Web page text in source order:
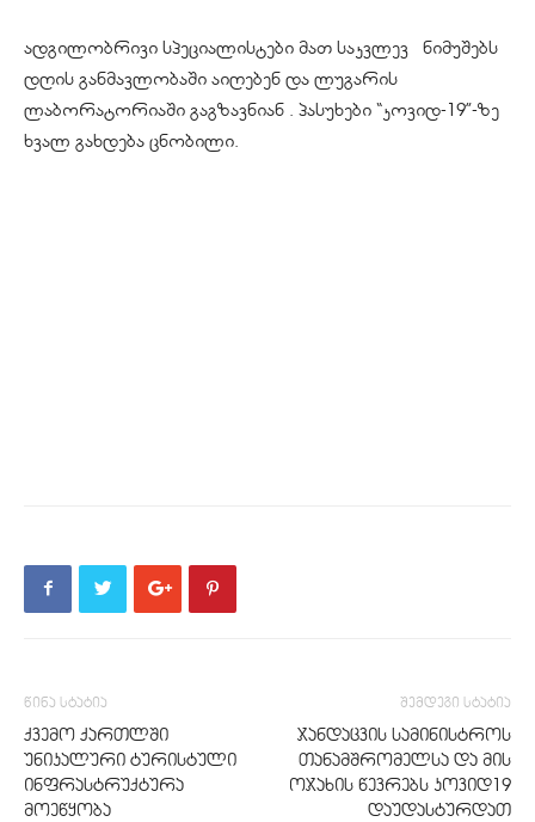
ადგილობრივი სპეციალისტები მათ საკვლევ ნიმუშებს
დღის განმავლობაში აიღებენ და ლუგარის
ლაბორატორიაში გაგზავნიან . პასუხები “კოვიდ-19”-ზე
ხვალ გახდება ცნობილი.
წინა სტატია
ქვემო ქართლში
უნიკალური ტურისტული
ინფრასტრუქტურა
მოეწყობა
შემდეგი სტატია
ჯანდაცვის სამინისტროს
თანამშრომელსა და მის
ოჯახის წევრებს კოვიდ19
დაუდასტურდათ